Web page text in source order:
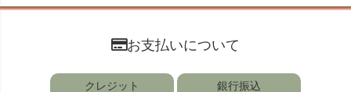
お支払いについて
クレジット 銀行振込